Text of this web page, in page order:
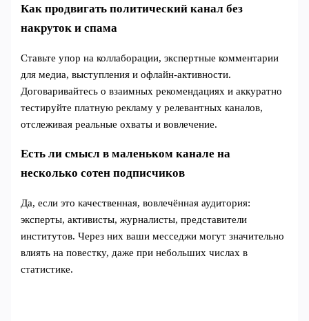
Как продвигать политический канал без
накруток и спама
Ставьте упор на коллаборации, экспертные комментарии
для медиа, выступления и офлайн‑активности.
Договаривайтесь о взаимных рекомендациях и аккуратно
тестируйте платную рекламу у релевантных каналов,
отслеживая реальные охваты и вовлечение.
Есть ли смысл в маленьком канале на
несколько сотен подписчиков
Да, если это качественная, вовлечённая аудитория:
эксперты, активисты, журналисты, представители
институтов. Через них ваши месседжи могут значительно
влиять на повестку, даже при небольших числах в
статистике.